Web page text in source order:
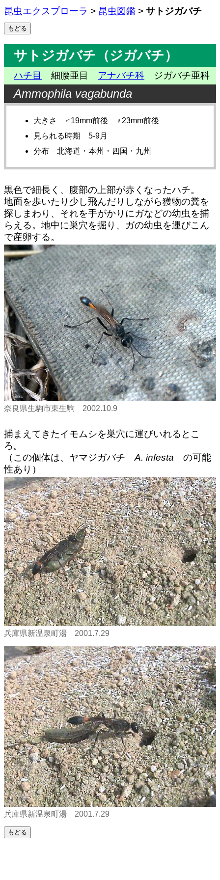
昆虫エクスプローラ > 昆虫図鑑 > サトジガバチ
サトジガバチ（ジガバチ）
ハチ目 細腰亜目 アナバチ科 ジガバチ亜科
Ammophila vagabunda
大きさ ♂19mm前後 ♀23mm前後
見られる時期 5-9月
分布 北海道・本州・四国・九州
黒色で細長く、腹部の上部が赤くなったハチ。
地面を歩いたり少し飛んだりしながら獲物の糞を
探しまわり、それを手がかりにガなどの幼虫を捕
らえる。地中に巣穴を掘り、ガの幼虫を運びこん
で産卵する。
奈良県生駒市東生駒 2002.10.9
捕まえてきたイモムシを巣穴に運びいれるとこ
ろ。
（この個体は、ヤマジガバチ A. infesta の可能
性あり）
兵庫県新温泉町湯 2001.7.29
兵庫県新温泉町湯 2001.7.29